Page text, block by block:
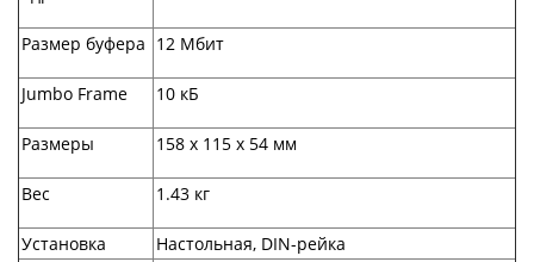
Размер буфера 12 Мбит
Jumbo Frame 10 кБ
Размеры 158 х 115 х 54 мм
Вес 1.43 кг
Установка Настольная, DIN-рейка